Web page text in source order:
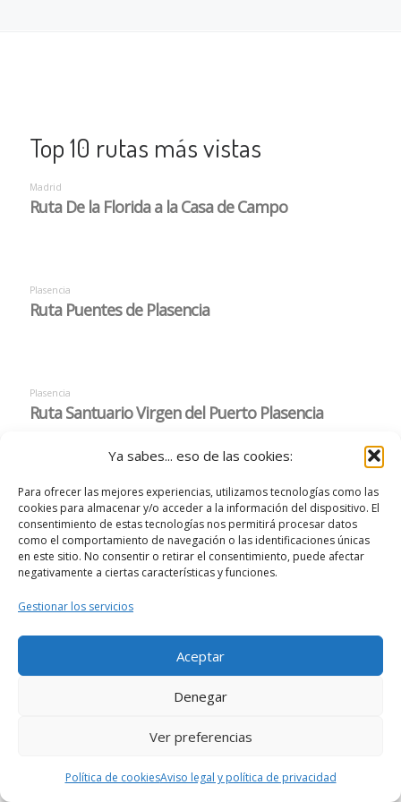
Ya sabes... eso de las cookies:
Para ofrecer las mejores experiencias, utilizamos tecnologías como las
cookies para almacenar y/o acceder a la información del dispositivo. El
consentimiento de estas tecnologías nos permitirá procesar datos
como el comportamiento de navegación o las identificaciones únicas
en este sitio. No consentir o retirar el consentimiento, puede afectar
negativamente a ciertas características y funciones.
Gestionar los servicios
Aceptar
Denegar
Ver preferencias
Política de cookiesAviso legal y política de privacidad
Top 10 rutas más vistas